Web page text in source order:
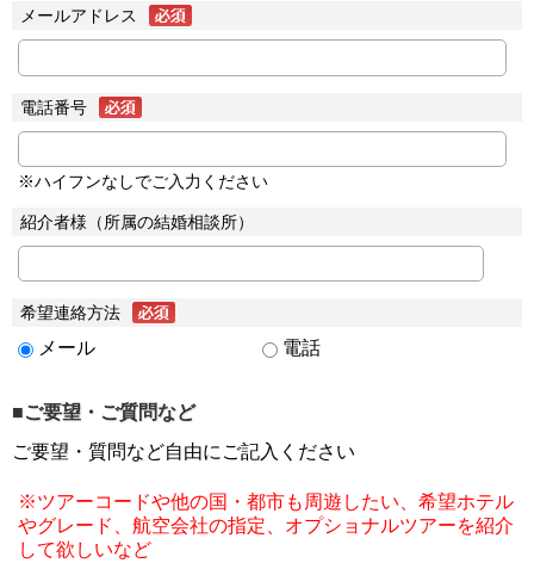
メールアドレス
電話番号
※ハイフンなしでご入力ください
紹介者様（所属の結婚相談所）
希望連絡方法
メール 電話
■ご要望・ご質問など
ご要望・質問など自由にご記入ください
※ツアーコードや他の国・都市も周遊したい、希望ホテル
やグレード、航空会社の指定、オプショナルツアーを紹介
して欲しいなど